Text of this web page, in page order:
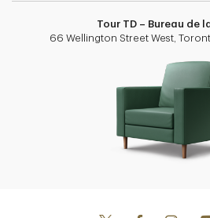
Tour TD – Bureau de
66 Wellington Street West,